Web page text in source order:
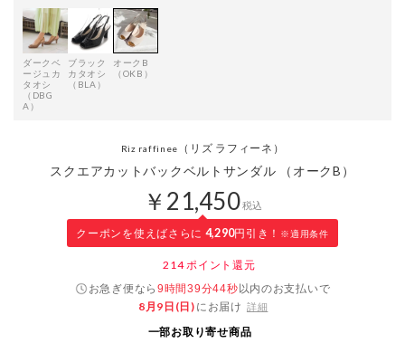
ダークベ
ージュカ
タオシ
（DBG
A）
ブラック
カタオシ
（BLA）
オークB
（OKB）
Riz raffinee （リズ ラフィーネ）
スクエアカットバックベルトサンダル （オークB）
￥21,450税込
クーポンを使えばさらに 4,290円引き！ ※適用条件
214ポイント還元
お急ぎ便なら9時間39分44秒以内のお支払いで
8月9日(日) にお届け 詳細
一部お取り寄せ商品